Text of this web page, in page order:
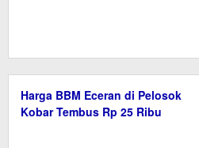
Harga BBM Eceran di Pelosok
Kobar Tembus Rp 25 Ribu